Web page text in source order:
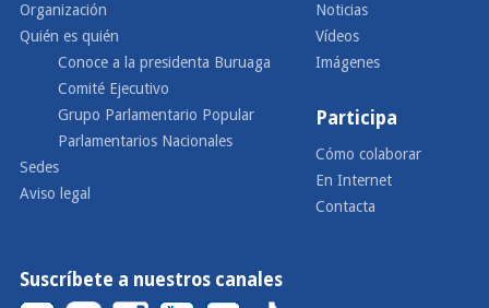
Organización
Quién es quién
Conoce a la presidenta Buruaga
Comité Ejecutivo
Grupo Parlamentario Popular
Parlamentarios Nacionales
Sedes
Aviso legal
Noticias
Vídeos
Imágenes
Participa
Cómo colaborar
En Internet
Contacta
Suscríbete a nuestros canales